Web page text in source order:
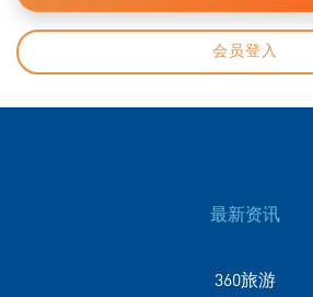
会员登入
最新资讯
360旅游